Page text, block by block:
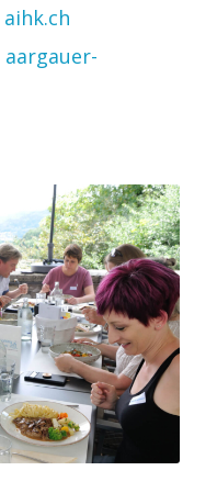
aihk.ch
aargauer-